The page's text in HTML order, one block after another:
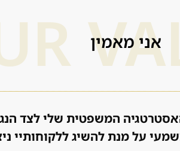
אני מאמין
המשפטית שלי לצד
על מנת להשיג ללקוחותיי